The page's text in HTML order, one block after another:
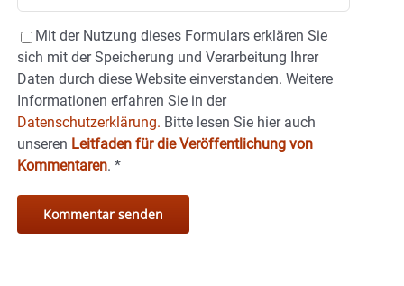
Mit der Nutzung dieses Formulars erklären Sie
sich mit der Speicherung und Verarbeitung Ihrer
Daten durch diese Website einverstanden. Weitere
Informationen erfahren Sie in der
Datenschutzerklärung. Bitte lesen Sie hier auch
unseren Leitfaden für die Veröffentlichung von
Kommentaren. *